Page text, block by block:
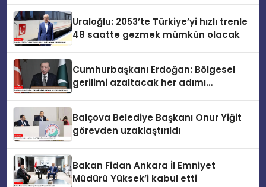
Uraloğlu: 2053’te Türkiye’yi hızlı trenle
48 saatte gezmek mümkün olacak
Cumhurbaşkanı Erdoğan: Bölgesel
gerilimi azaltacak her adımı
Balçova Belediye Başkanı Onur Yiğit
görevden uzaklaştırıldı
Bakan Fidan Ankara İl Emniyet
Müdürü Yüksek’i kabul etti